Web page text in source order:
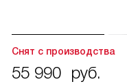
Снят с производства
55 990 руб.